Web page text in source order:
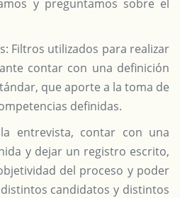
y preguntamos sobre el
Filtros utilizados para realizar
contar con una definición
que aporte a la toma de
definidas.
entrevista, contar con una
y dejar un registro escrito,
del proceso y poder
candidatos y distintos